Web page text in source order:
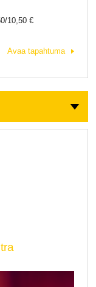
10,50 €
Avaa tapahtuma